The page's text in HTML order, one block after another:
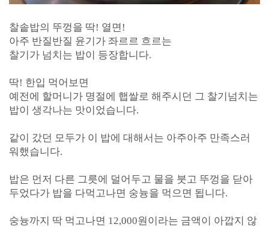
찰솥밥의 뚜껑을 딱! 열면!
아주 반질반질 윤기가 좌르르 흐르는
찰기가 넘치는 밥이 등장합니다.
딱! 한입 먹어보면
예전에 할머니가 명절에 햅쌀로 해주시던 그 찰기넘치는
밥이 생각나는 맛이었습니다.
같이 갔던 모두가 이 밥에 대해서는 아주아주 만족스러
워했습니다.
밥은 먼저 다른 그릇에 덜어두고 물을 붓고 뚜껑을 닫아
두었다가 밥을 다먹고나면 숭늉을 먹으면 됩니다.
숭늉까지 딱 먹고나면 12,000원이라는 금액이 아깝지 않